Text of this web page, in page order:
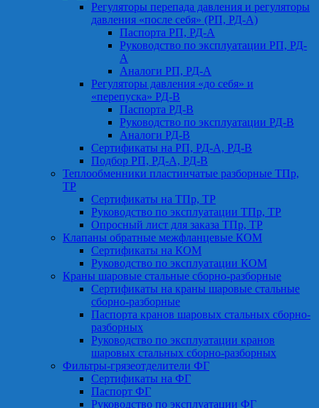
Регуляторы перепада давления и регуляторы
давления «после себя» (РП, РД-А)
Паспорта РП, РД-А
Руководство по эксплуатации РП, РД-
А
Аналоги РП, РД-А
Регуляторы давления «до себя» и
«перепуска» РД-В
Паспорта РД-В
Руководство по эксплуатации РД-В
Аналоги РД-В
Сертификаты на РП, РД-А, РД-В
Подбор РП, РД-А, РД-В
Теплообменники пластинчатые разборные ТПр,
ТР
Сертификаты на ТПр, ТР
Руководство по эксплуатации ТПр, ТР
Опросный лист для заказа ТПр, ТР
Клапаны обратные межфланцевые КОМ
Сертификаты на КОМ
Руководство по эксплуатации КОМ
Краны шаровые стальные сборно-разборные
Сертификаты на краны шаровые стальные
сборно-разборные
Паспорта кранов шаровых стальных сборно-
разборных
Руководство по эксплуатации кранов
шаровых стальных сборно-разборных
Фильтры-грязеотделители ФГ
Сертификаты на ФГ
Паспорт ФГ
Руководство по эксплуатации ФГ